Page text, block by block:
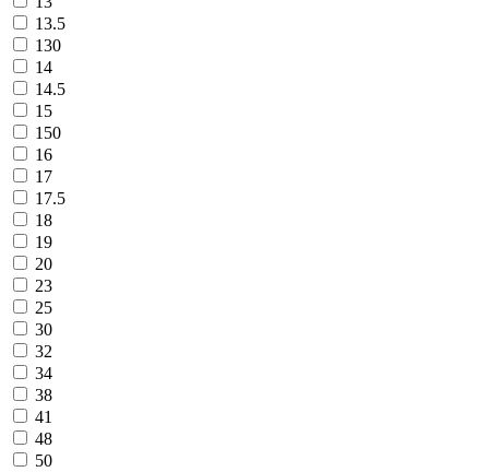
13.5
130
14
14.5
15
150
16
17
17.5
18
19
20
23
25
30
32
34
38
41
48
50